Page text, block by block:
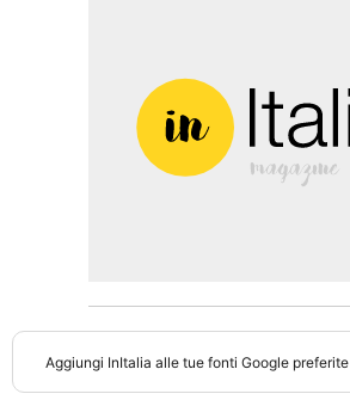
Aggiungi InItalia alle tue fonti Google preferite